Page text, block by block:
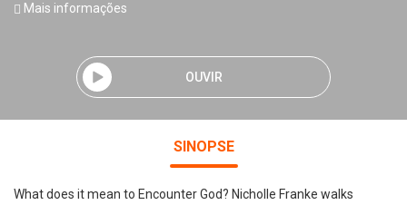
Mais informações
OUVIR
SINOPSE
What does it mean to Encounter God? Nicholle Franke walks